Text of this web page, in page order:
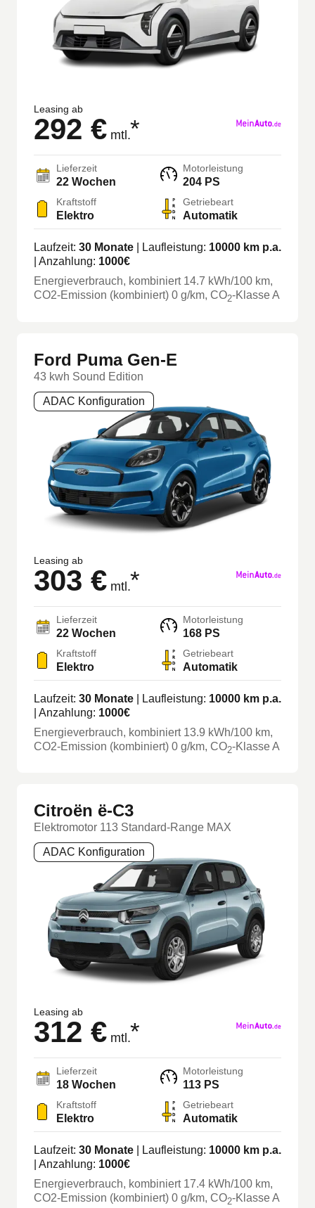
Leasing ab
292 € mtl.*
Lieferzeit
22 Wochen
Motorleistung
204 PS
Kraftstoff
Elektro
Getriebeart
Automatik
Laufzeit: 30 Monate | Laufleistung: 10000 km p.a.
| Anzahlung: 1000€
Energieverbrauch, kombiniert 14.7 kWh/100 km,
CO2-Emission (kombiniert) 0 g/km, CO2-KlasseA
Ford Puma Gen-E
43 kwh Sound Edition
ADAC Konfiguration
Leasing ab
303 € mtl.*
Lieferzeit
22 Wochen
Motorleistung
168 PS
Kraftstoff
Elektro
Getriebeart
Automatik
Laufzeit: 30 Monate | Laufleistung: 10000 km p.a.
| Anzahlung: 1000€
Energieverbrauch, kombiniert 13.9 kWh/100 km,
CO2-Emission (kombiniert) 0 g/km, CO2-KlasseA
Citroën ë-C3
Elektromotor 113 Standard-Range MAX
ADAC Konfiguration
Leasing ab
312 € mtl.*
Lieferzeit
18 Wochen
Motorleistung
113 PS
Kraftstoff
Elektro
Getriebeart
Automatik
Laufzeit: 30 Monate | Laufleistung: 10000 km p.a.
| Anzahlung: 1000€
Energieverbrauch, kombiniert 17.4 kWh/100 km,
CO2-Emission (kombiniert) 0 g/km, CO2-KlasseA